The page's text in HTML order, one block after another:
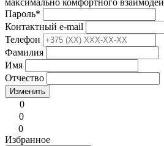
максимально комфортного
Пароль*
Контактный e-mail
Телефон
Фамилия
Имя
Отчество
Изменить
0
0
0
Избранное